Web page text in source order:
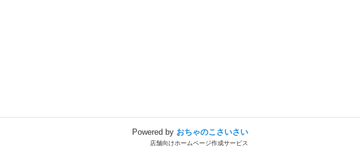
Powered by おちゃのこさいさい
店舗向けホームページ作成サービス